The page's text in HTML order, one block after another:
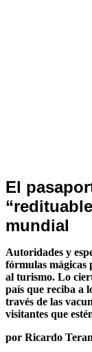
Noticias
de
Turismo
El
mundial
Autoridades y
fórmulas
al turismo. Lo
país que reciba a
través de las
visitantes que
por Ricardo